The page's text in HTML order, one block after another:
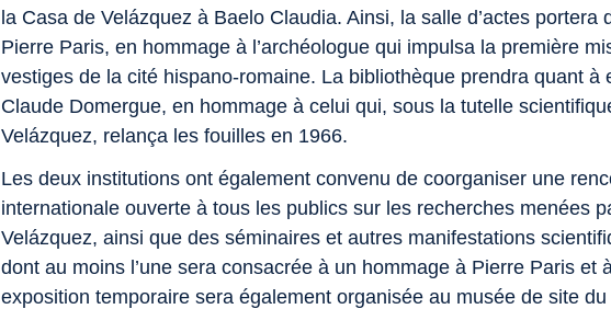
la Casa de Velázquez à Baelo Claudia. Ainsi, la salle d’actes portera
Pierre Paris, en hommage à l’archéologue qui impulsa la première
vestiges de la cité hispano‑romaine. La bibliothèque prendra quant à
Claude Domergue, en hommage à celui qui, sous la tutelle
Velázquez, relança les fouilles en 1966.
Les deux institutions ont également convenu de coorganiser une
internationale ouverte à tous les publics sur les recherches menées
Velázquez, ainsi que des séminaires et autres manifestations
dont au moins l’une sera consacrée à un hommage à Pierre Paris et
exposition temporaire sera également organisée au musée de site